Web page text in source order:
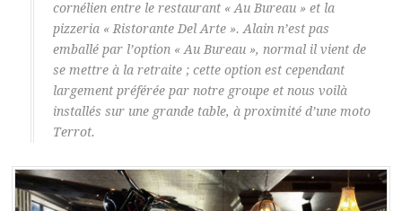
cornélien entre le restaurant « Au Bureau» et la
pizzeria « Ristorante Del Arte». Alain n’est pas
emballé par l’option « Au Bureau», normal il vient de
se mettre à la retraite ; cette option est cependant
largement préférée par notre groupe et nous voilà
installés sur une grande table, à proximité d’une moto
Terrot.